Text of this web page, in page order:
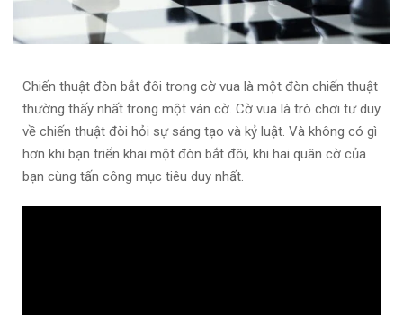
Chiến thuật đòn bắt đôi trong cờ vua là một đòn chiến thuật
thường thấy nhất trong một ván cờ. Cờ vua là trò chơi tư duy
về chiến thuật đòi hỏi sự sáng tạo và kỷ luật. Và không có gì
hơn khi bạn triển khai một đòn bắt đôi, khi hai quân cờ của
bạn cùng tấn công mục tiêu duy nhất.